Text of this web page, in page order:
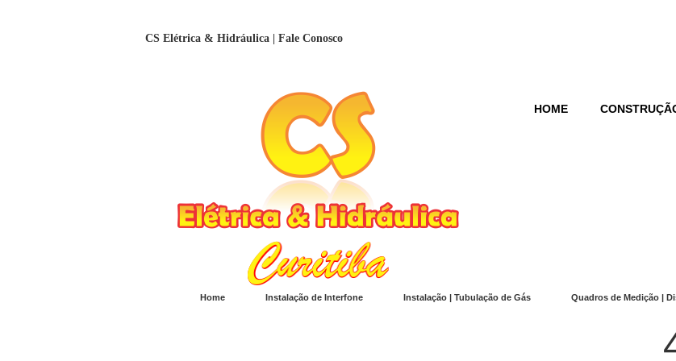
CS Elétrica & Hidráulica | Fale Conosco
HOME
Home Instalação de Interfone Instalação | Tubulação de Gás Quadros de Medição |